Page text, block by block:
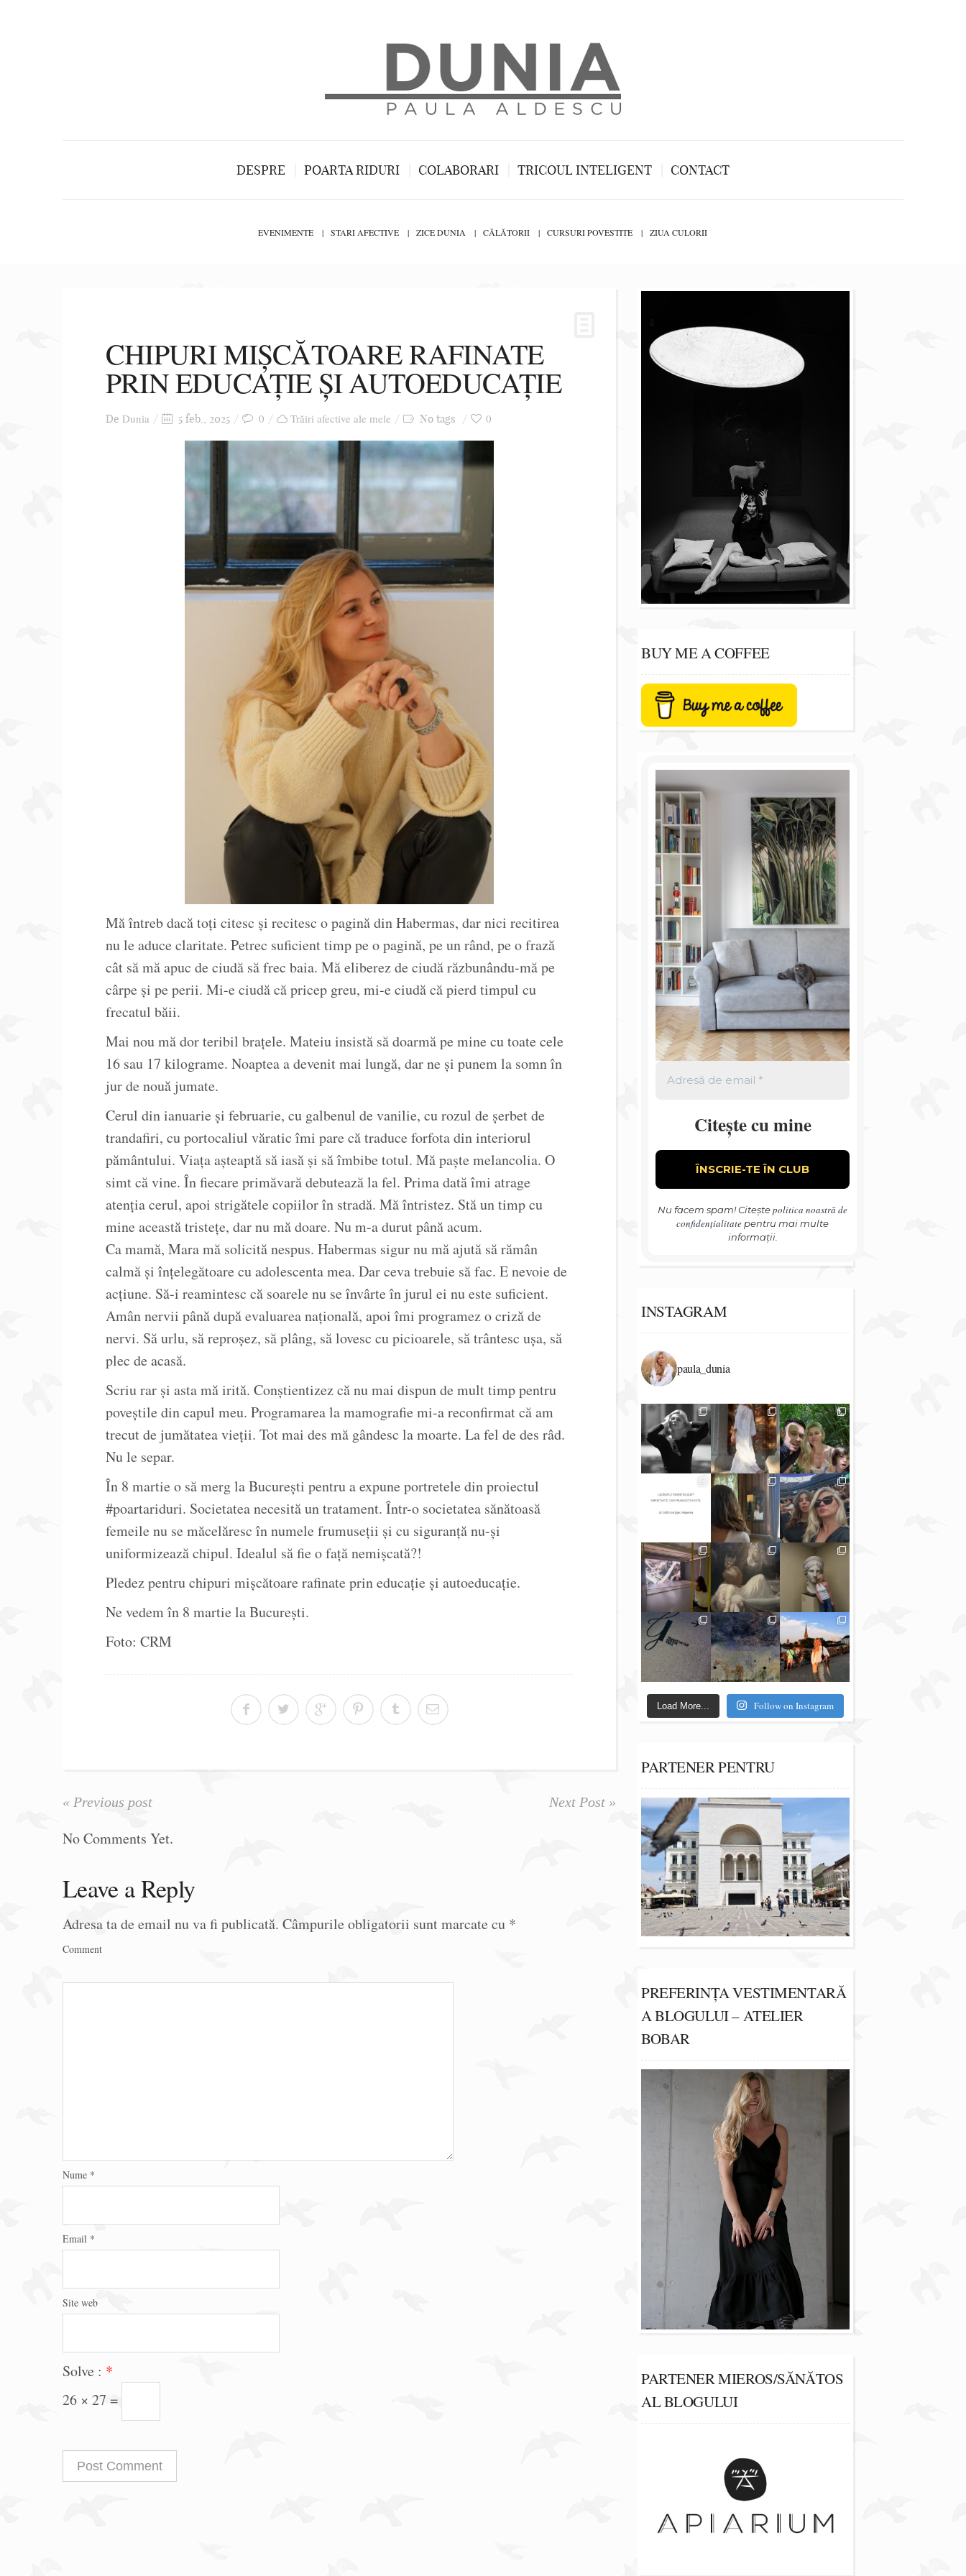
DESPRE POARTA RIDURI COLABORARI TRICOUL INTELIGENT CONTACT
EVENIMENTE STARI AFECTIVE ZICE DUNIA CĂLĂTORII CURSURI POVESTITE ZIUA CULORII
CHIPURI MIȘCĂTOARE RAFINATE
PRIN EDUCAȚIE ȘI AUTOEDUCAȚIE
De Dunia 5 feb., 2025 0 Trăiri afective ale mele No tags 0
Mă întreb dacă toți citesc și recitesc o pagină din Habermas, dar nici recitirea
nu le aduce claritate. Petrec suficient timp pe o pagină, pe un rând, pe o frază
cât să mă apuc de ciudă să frec baia. Mă eliberez de ciudă răzbunându-mă pe
cârpe și pe perii. Mi-e ciudă că pricep greu, mi-e ciudă că pierd timpul cu
frecatul băii.
Mai nou mă dor teribil brațele. Mateiu insistă să doarmă pe mine cu toate cele
16 sau 17 kilograme. Noaptea a devenit mai lungă, dar ne și punem la somn în
jur de nouă jumate.
Cerul din ianuarie și februarie, cu galbenul de vanilie, cu rozul de șerbet de
trandafiri, cu portocaliul văratic îmi pare că traduce forfota din interiorul
pământului. Viața așteaptă să iasă și să îmbibe totul. Mă paște melancolia. O
simt că vine. În fiecare primăvară debutează la fel. Prima dată îmi atrage
atenția cerul, apoi strigătele copiilor în stradă. Mă întristez. Stă un timp cu
mine această tristețe, dar nu mă doare. Nu m-a durut până acum.
Ca mamă, Mara mă solicită nespus. Habermas sigur nu mă ajută să rămân
calmă și înțelegătoare cu adolescenta mea. Dar ceva trebuie să fac. E nevoie de
acțiune. Să-i reamintesc că soarele nu se învârte în jurul ei nu este suficient.
Amân nervii până după evaluarea națională, apoi îmi programez o criză de
nervi. Să urlu, să reproșez, să plâng, să lovesc cu picioarele, să trântesc ușa, să
plec de acasă.
Scriu rar și asta mă irită. Conștientizez că nu mai dispun de mult timp pentru
poveștile din capul meu. Programarea la mamografie mi-a reconfirmat că am
trecut de jumătatea vieții. Tot mai des mă gândesc la moarte. La fel de des râd.
Nu le separ.
În 8 martie o să merg la București pentru a expune portretele din proiectul
#poartariduri. Societatea necesită un tratament. Într-o societatea sănătoasă
femeile nu se măcelăresc în numele frumuseții și cu siguranță nu-și
uniformizează chipul. Idealul să fie o față nemișcată?!
Pledez pentru chipuri mișcătoare rafinate prin educație și autoeducație.
Ne vedem în 8 martie la București.
Foto: CRM
« Previous post Next Post »
No Comments Yet.
Leave a Reply
Adresa ta de email nu va fi publicată. Câmpurile obligatorii sunt marcate cu *
Comment
Nume *
Email *
Site web
Solve : *
26 × 27 =
BUY ME A COFFEE
Citește cu mine
Nu facem spam! Citeștepolitica noastră de
confidențialitate pentru mai multe
informații.
INSTAGRAM
paula_dunia
Load More... Follow on Instagram
PARTENER PENTRU
PREFERINȚA VESTIMENTARĂ
A BLOGULUI – ATELIER
BOBAR
PARTENER MIEROS/SĂNĂTOS
AL BLOGULUI